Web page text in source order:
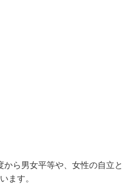
ら男女平等や、女性の自立
ます。